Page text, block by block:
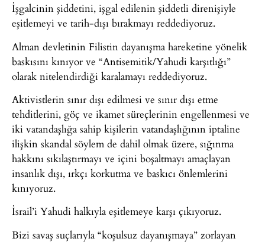
İşgalcinin şiddetini, işgal edilenin şiddetli direnişiyle
eşitlemeyi ve tarih-dışı bırakmayı reddediyoruz.
Alman devletinin Filistin dayanışma hareketine yönelik
baskısını kınıyor ve “Antisemitik/Yahudi karşıtlığı”
olarak nitelendirdiği karalamayı reddediyoruz.
Aktivistlerin sınır dışı edilmesi ve sınır dışı etme
tehditlerini, göç ve ikamet süreçlerinin engellenmesi ve
iki vatandaşlığa sahip kişilerin vatandaşlığının iptaline
ilişkin skandal söylem de dahil olmak üzere, sığınma
hakkını sıkılaştırmayı ve içini boşaltmayı amaçlayan
insanlık dışı, ırkçı korkutma ve baskıcı önlemlerini
kınıyoruz.
İsrail’i Yahudi halkıyla eşitlemeye karşı çıkıyoruz.
Bizi savaş suçlarıyla “koşulsuz dayanışmaya” zorlayan